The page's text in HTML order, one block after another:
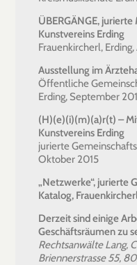
ÜBERGÄNGE,
Kunstvereins Erding
Frauenkircherl,
Ausstellung im
Öffentliche
Erding, September
(H)(e)(i)(m)(a)r(t) –
Kunstvereins Erding
jurierte
Oktober 2015
„Netzwerke“, jurierte
Katalog,
Derzeit sind einige
Geschäftsräumen zu
Rechtsanwälte Lang,
Briennerstrasse 55,